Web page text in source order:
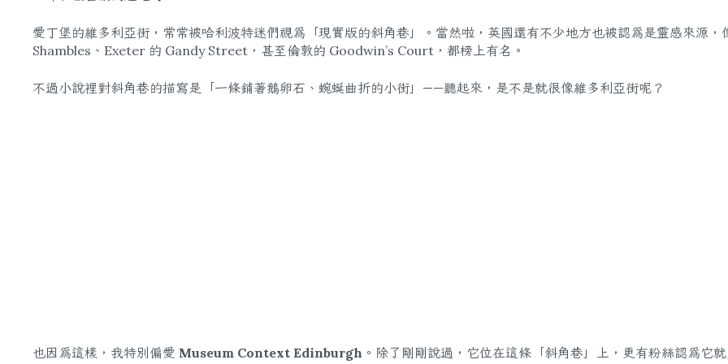
愛丁堡的維多利亞街，常常被哈利波特迷們視為「現實版的斜角巷」。當然啦，英國還有不少地方也被認為是靈感來源，
Shambles、Exeter 的 Gandy Street，甚至倫敦的 Goodwin’s Court，都榜上有名。
不過小說裡對斜角巷的描寫是「一條鋪著鵝卵石、蜿蜒曲折的小街」——聽起來，是不是就很像維多利亞街呢？
也因為這樣，我特別偏愛 Museum Context Edinburgh 。除了剛剛說過，它位在這條「斜角巷」上，更有粉絲認為它